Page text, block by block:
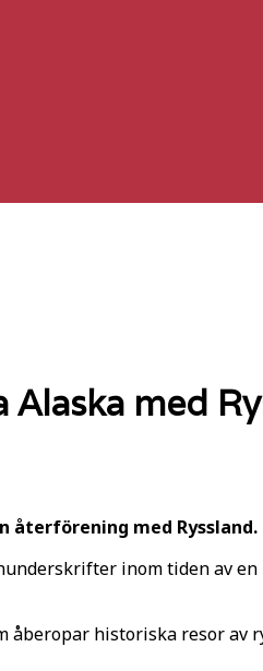
med
återförening med Ryssland.
inom tiden av
åberopar historiska resor av